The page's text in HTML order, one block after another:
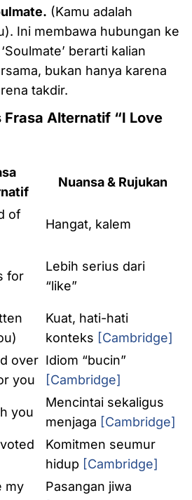
(Kamu adalah
Ini membawa hubungan ke
berarti kalian
bukan hanya karena
takdir.
Frasa Alternatif “I Love
Nuansa & Rujukan
of
Hangat, kalem
for
Lebih serius dari
“like”
Kuat, hati-hati
konteks [Cambridge]
over
you
Idiom “bucin”
[Cambridge]
you
Mencintai sekaligus
menjaga [Cambridge]
Komitmen seumur
hidup [Cambridge]
my
Pasangan jiwa